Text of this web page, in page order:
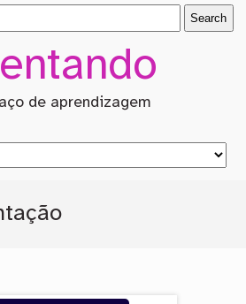
de aprendizagem